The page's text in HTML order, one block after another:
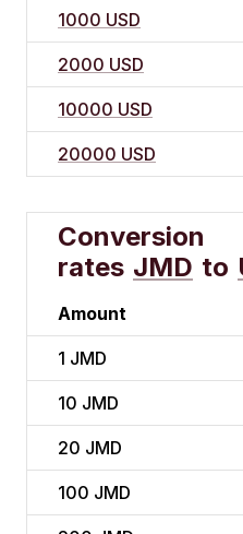
1000 USD
2000 USD
10000 USD
20000 USD
Conversion
rates JMD to
Amount
1 JMD
10 JMD
20 JMD
100 JMD